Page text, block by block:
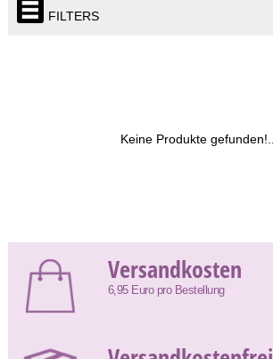
FILTERS
Keine Produkte gefunden!...
Versandkosten
6,95 Euro pro Bestellung